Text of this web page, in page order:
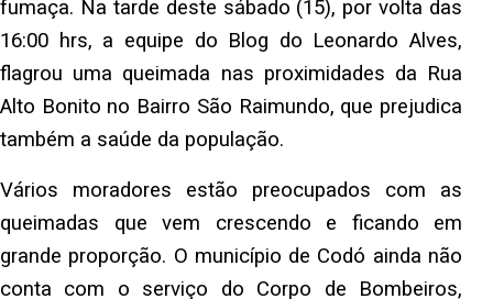
fumaça. Na tarde deste sábado (15), por volta das
16:00 hrs, a equipe do Blog do Leonardo Alves,
flagrou uma queimada nas proximidades da Rua
Alto Bonito no Bairro São Raimundo, que prejudica
também a saúde da população.
Vários moradores estão preocupados com as
queimadas que vem crescendo e ficando em
grande proporção. O município de Codó ainda não
conta com o serviço do Corpo de Bombeiros,